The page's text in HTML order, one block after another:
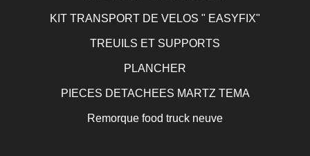
KIT TRANSPORT DE VELOS " EASYFIX"
TREUILS ET SUPPORTS
PLANCHER
PIECES DETACHEES MARTZ TEMA
Remorque food truck neuve